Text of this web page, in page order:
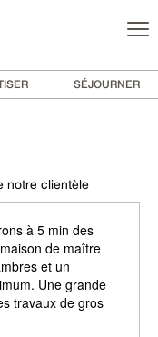
SÉJOURNER
notre clientèle
à 5 min des
de maître
et un
Une grande
travaux de gros